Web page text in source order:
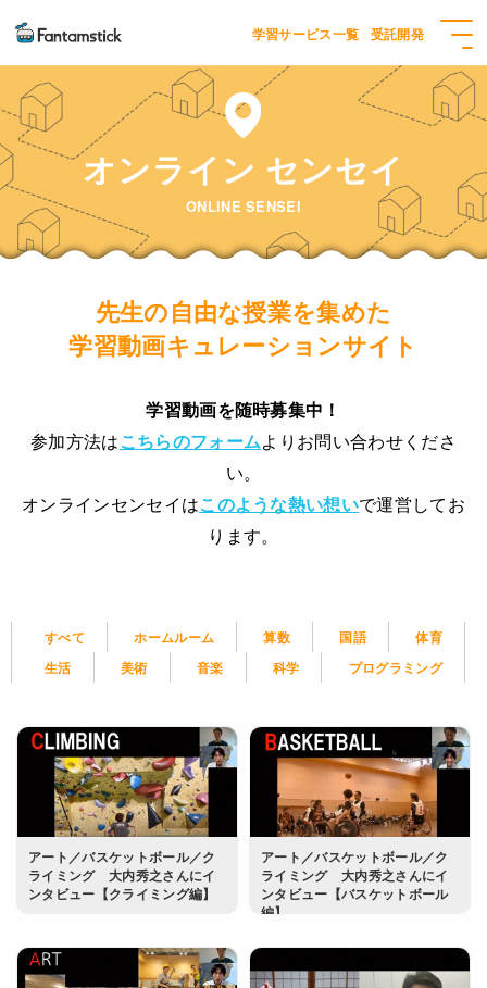
学習サービス一覧 受託開発
オンライン センセイ
ONLINE SENSEI
先生の自由な授業を集めた
学習動画キュレーションサイト
学習動画を随時募集中！
参加方法はこちらのフォームよりお問い合わせくださ
い。
オンラインセンセイはこのような熱い想いで運営してお
ります。
すべて ホームルーム 算数 国語
体育
生活
美術 音楽 科学 プログラミング
アート／バスケットボール／ク
ライミング 大内秀之さんにイ
ンタビュー【クライミング編】
アート／バスケットボール／ク
ライミング 大内秀之さんにイ
ンタビュー【バスケットボール
編】